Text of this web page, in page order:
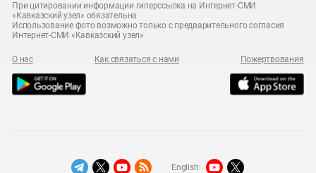
При цитировании информации гиперссылка на Интернет-СМИ
«Кавказский узел» обязательна
Использование фото возможно только с предварительного согласия
Интернет-СМИ «Кавказский узел»
О нас Как связаться с нами Пожертвования
English: